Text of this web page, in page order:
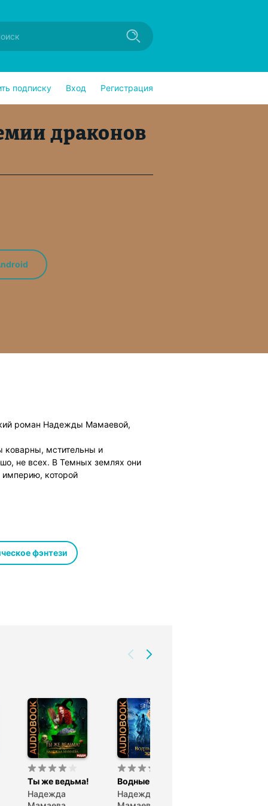
подписку Вход Регистрация
драконов
роман Надежды Мамаевой,
коварны, мстительны и
не всех. В Темных землях они
империю, которой
в жизнь не проникнуть. А уж в
дышит палач, то укрыться в
так подумала Вивьен Блеквуд и
не смоешь. А уж если украла
старшекурсника,
кто смыслит в вендетте
фэнтези
Ты же ведьма!
Надежда
Водные маги жгут
Надежда